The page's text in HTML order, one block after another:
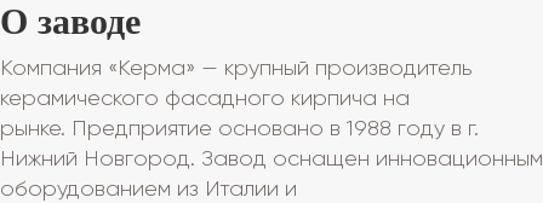
О заводе
Компания «Керма» — крупный производитель
керамического фасадного кирпича на
рынке. Предприятие основано в 1988 году в г.
Нижний Новгород. Завод оснащен инновационным
оборудованием из Италии и